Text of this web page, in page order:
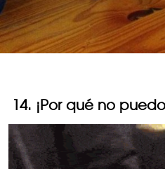
14. ¡Por qué no